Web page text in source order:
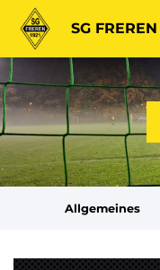
SG FREREN
Allgemeines